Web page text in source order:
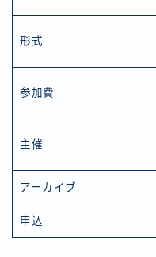
形式
参加費
主催
アーカイブ
申込